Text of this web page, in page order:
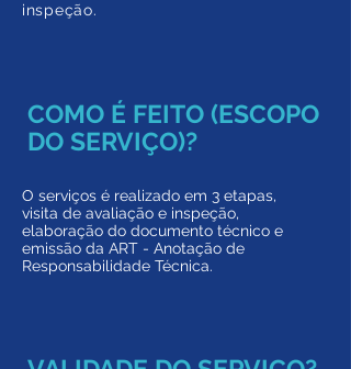
inspeção.
COMO É FEITO (ESCOPO
DO SERVIÇO)?
O serviços é realizado em 3 etapas,
visita de avaliação e inspeção,
elaboração do documento técnico e
emissão da ART - Anotação de
Responsabilidade Técnica.